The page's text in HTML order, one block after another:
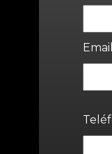
Email